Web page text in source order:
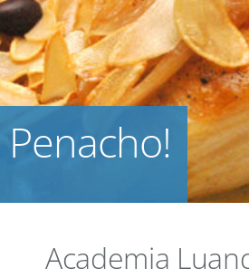
Academia